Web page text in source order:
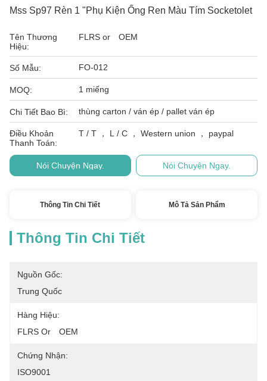
Mss Sp97 Rèn 1 "Phụ Kiện Ống Ren Màu Tím Socketolet
Tên Thương
Hiệu:
FLRS or OEM
Số Mẫu: FO-012
MOQ: 1 miếng
Chi Tiết Bao Bì: thùng carton / ván ép / pallet ván ép
Điều Khoản
Thanh Toán:
T / T ， L / C ， Western union ， paypal
Nói Chuyện Ngay. Nói Chuyện Ngay.
Thông Tin Chi Tiết Mô Tả Sản Phẩm
Thông Tin Chi Tiết
Nguồn Gốc:
Trung Quốc
Hàng Hiệu:
FLRS Or　OEM
Chứng Nhận:
ISO9001